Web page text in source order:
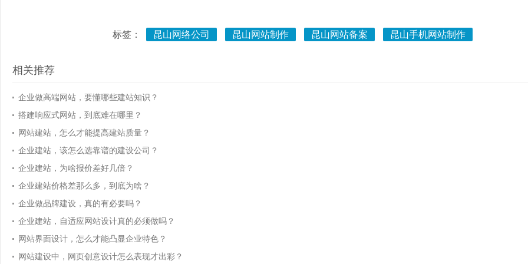
标签： 昆山网络公司 昆山网站制作 昆山网站备案 昆山手机网站制作
相关推荐
企业做高端网站，要懂哪些建站知识？
搭建响应式网站，到底难在哪里？
网站建站，怎么才能提高建站质量？
企业建站，该怎么选靠谱的建设公司？
企业建站，为啥报价差好几倍？
企业建站价格差那么多，到底为啥？
企业做品牌建设，真的有必要吗？
企业建站，自适应网站设计真的必须做吗？
网站界面设计，怎么才能凸显企业特色？
网站建设中，网页创意设计怎么表现才出彩？